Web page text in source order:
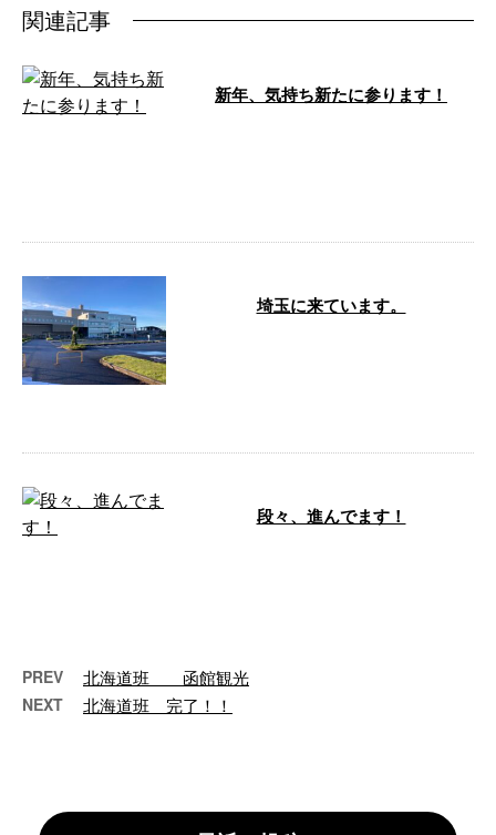
関連記事
新年、気持ち新たに参ります！
埼玉に来ています。
段々、進んでます！
PREV 北海道班 函館観光
NEXT 北海道班 完了！！